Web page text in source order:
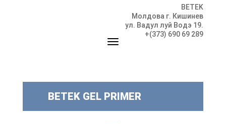
BETEK
Молдова г. Кишинев
ул. Вадул луй Водэ 19.
+(373) 690 69 289
BETEK GEL PRIMER